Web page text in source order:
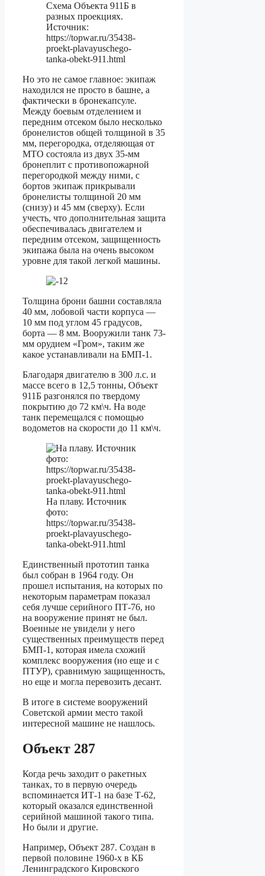
Схема Объекта 911Б в
разных проекциях.
Источник:
https://topwar.ru/35438-
proekt-plavayuschego-
tanka-obekt-911.html
Но это не самое главное: экипаж
находился не просто в башне, а
фактически в бронекапсуле.
Между боевым отделением и
передним отсеком было несколько
бронелистов общей толщиной в 35
мм, перегородка, отделяющая от
МТО состояла из двух 35-мм
бронеплит с противопожарной
перегородкой между ними, с
бортов экипаж прикрывали
бронелисты толщиной 20 мм
(снизу) и 45 мм (сверху). Если
учесть, что дополнительная защита
обеспечивалась двигателем и
передним отсеком, защищенность
экипажа была на очень высоком
уровне для такой легкой машины.
Толщина брони башни составляла
40 мм, лобовой части корпуса —
10 мм под углом 45 градусов,
борта — 8 мм. Вооружили танк 73-
мм орудием «Гром», таким же
какое устанавливали на БМП-1.
Благодаря двигателю в 300 л.с. и
массе всего в 12,5 тонны, Объект
911Б разгонялся по твердому
покрытию до 72 км\ч. На воде
танк перемещался с помощью
водометов на скорости до 11 км\ч.
На плаву. Источник
фото:
https://topwar.ru/35438-
proekt-plavayuschego-
tanka-obekt-911.html
Единственный прототип танка
был собран в 1964 году. Он
прошел испытания, на которых по
некоторым параметрам показал
себя лучше серийного ПТ-76, но
на вооружение принят не был.
Военные не увидели у него
существенных преимуществ перед
БМП-1, которая имела схожий
комплекс вооружения (но еще и с
ПТУР), сравнимую защищенность,
но еще и могла перевозить десант.
В итоге в системе вооружений
Советской армии место такой
интересной машине не нашлось.
Объект 287
Когда речь заходит о ракетных
танках, то в первую очередь
вспоминается ИТ-1 на базе Т-62,
который оказался единственной
серийной машиной такого типа.
Но были и другие.
Например, Объект 287. Создан в
первой половине 1960-х в КБ
Ленинградского Кировского